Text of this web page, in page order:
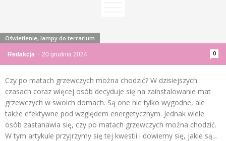
Redakcja - 20 grudnia 2024 0
Oświetlenie, lampy do terrarium
Czy po matach grzewczych można chodzić? W dzisiejszych
czasach coraz więcej osób decyduje się na zainstalowanie mat
grzewczych w swoich domach. Są one nie tylko wygodne, ale
także efektywne pod względem energetycznym. Jednak wiele
osób zastanawia się, czy po matach grzewczych można chodzić.
W tym artykule przyjrzymy się tej kwestii i dowiemy się, jakie są...